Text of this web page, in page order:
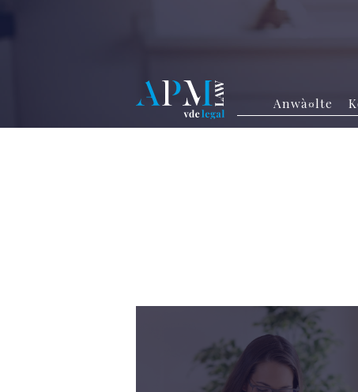
Anwà¤lte